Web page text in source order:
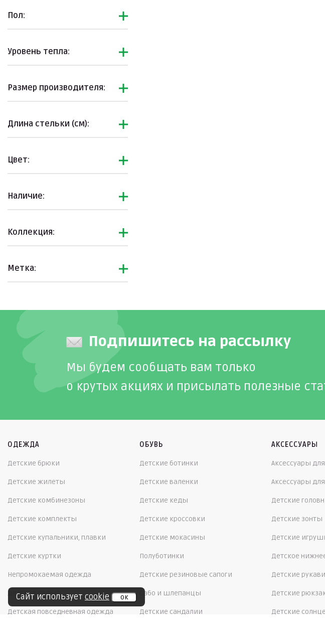
Пол:
Уровень тепла:
Размер производителя:
Длина стельки (см):
Цвет:
Наличие:
Коллекция:
Метка:
Подпишитесь на рассылку
Мы будем сообщать вам только
о крутых акциях и присылать полезные
ОДЕЖДА
Детские брюки
Детские жилеты
Детские комбинезоны
Детские комплекты
Детские купальники, плавки
Детские куртки
Непромокаемая одежда
Детские пальто
Детская повседневная одежда
ОБУВЬ
Детские ботинки
Детские валенки
Детские кеды
Детские кроссовки
Детские мокасины
Полуботинки
Детские резиновые сапоги
Сабо и шлепанцы
Детские сандалии
АКСЕССУАРЫ
Аксессуары
Аксессуары
Детские
Детские зонты
Детские
Детское
Детские
Детские
Детские
Сайт использует cookie ок